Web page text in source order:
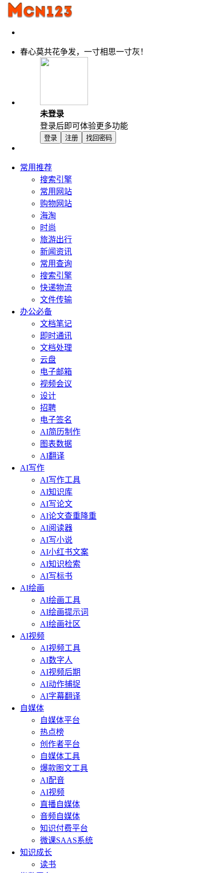
春心莫共花争发，一寸相思一寸灰！
未登录
登录后即可体验更多功能
登录 注册 找回密码
常用推荐
搜索引擎
常用网站
购物网站
海淘
时尚
旅游出行
新闻资讯
常用查询
搜索引擎
快递物流
文件传输
办公必备
文档笔记
即时通讯
文档处理
云盘
电子邮箱
视频会议
设计
招聘
电子签名
AI简历制作
图表数据
AI翻译
AI写作
AI写作工具
AI知识库
AI写论文
AI论文查重降重
AI阅读器
AI写小说
AI小红书文案
AI知识检索
AI写标书
AI绘画
AI绘画工具
AI绘画提示词
AI绘画社区
AI视频
AI视频工具
AI数字人
AI视频后期
AI动作捕捉
AI字幕翻译
自媒体
自媒体平台
热点榜
创作者平台
自媒体工具
爆款图文工具
AI配音
AI视频
直播自媒体
音频自媒体
知识付费平台
微课SAAS系统
知识成长
读书